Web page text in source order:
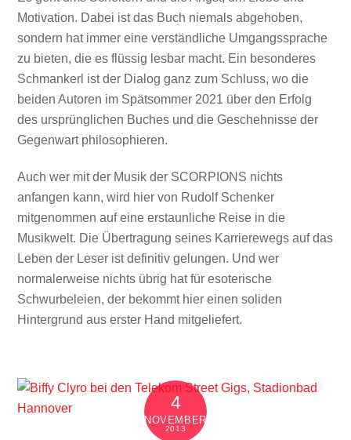
Motivation. Dabei ist das Buch niemals abgehoben,
sondern hat immer eine verständliche Umgangssprache
zu bieten, die es flüssig lesbar macht. Ein besonderes
Schmankerl ist der Dialog ganz zum Schluss, wo die
beiden Autoren im Spätsommer 2021 über den Erfolg
des ursprünglichen Buches und die Geschehnisse der
Gegenwart philosophieren.
Auch wer mit der Musik der SCORPIONS nichts
anfangen kann, wird hier von Rudolf Schenker
mitgenommen auf eine erstaunliche Reise in die
Musikwelt. Die Übertragung seines Karrierewegs auf das
Leben der Leser ist definitiv gelungen. Und wer
normalerweise nichts übrig hat für esoterische
Schwurbeleien, der bekommt hier einen soliden
Hintergrund aus erster Hand mitgeliefert.
4
NOVEMBER
2013